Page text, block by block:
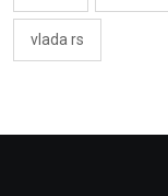
vlada rs